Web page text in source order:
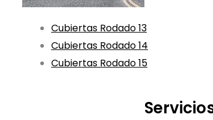
Cubiertas Rodado 13
Cubiertas Rodado 14
Cubiertas Rodado 15